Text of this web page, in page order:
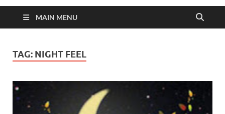
MAIN MENU
TAG: NIGHT FEEL